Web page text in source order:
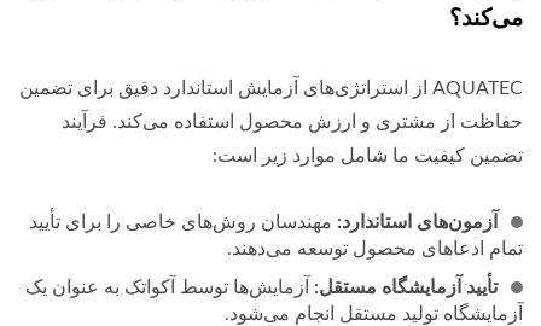
می‌کند؟
AQUATEC از استراتژی‌های آزمایش استاندارد دقیق برای تضمین
حفاظت از مشتری و ارزش محصول استفاده می‌کند. فرآیند
تضمین کیفیت ما شامل موارد زیر است:
آزمون‌های استاندارد: مهندسان روش‌های خاصی را برای تأیید
تمام ادعاهای محصول توسعه می‌دهند.
تأیید آزمایشگاه مستقل:
آزمایش‌ها توسط آکواتک به عنوان یک
آزمایشگاه تولید مستقل انجام می‌شود.